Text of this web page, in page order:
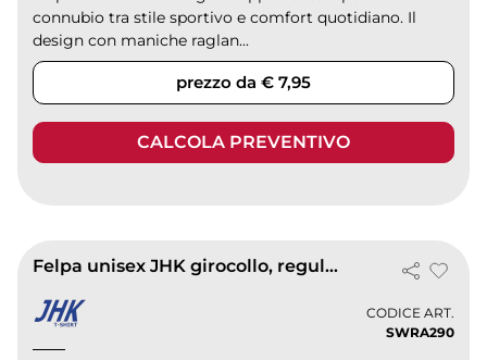
connubio tra stile sportivo e comfort quotidiano. Il
design con maniche raglan...
prezzo da € 7,95
CALCOLA PREVENTIVO
Felpa unisex JHK girocollo, regular fit
CODICE ART.
SWRA290